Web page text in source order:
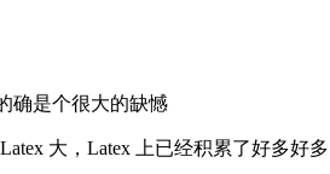
确是个很大的缺憾
大，Latex 上已经积累了好多